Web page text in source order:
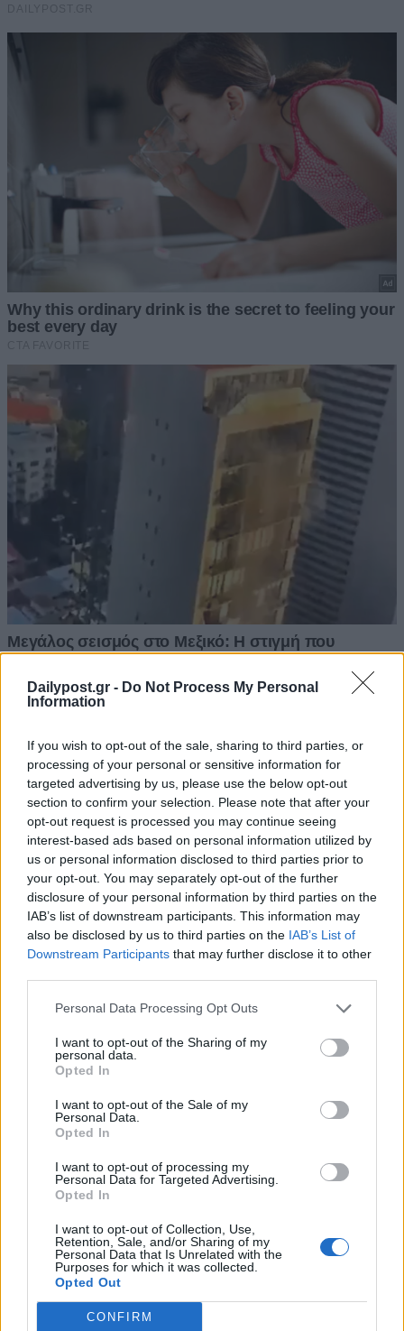
Dailypost.gr - Do Not Process My Personal
Information
If you wish to opt-out of the sale, sharing to third parties, or
processing of your personal or sensitive information for
targeted advertising by us, please use the below opt-out
section to confirm your selection. Please note that after your
opt-out request is processed you may continue seeing
interest-based ads based on personal information utilized by
us or personal information disclosed to third parties prior to
your opt-out. You may separately opt-out of the further
disclosure of your personal information by third parties on the
IAB’s list of downstream participants. This information may
also be disclosed by us to third parties on the IAB’s List of
Downstream Participants that may further disclose it to other
Personal Data Processing Opt Outs
I want to opt-out of the Sharing of my
personal data.
Opted In
I want to opt-out of the Sale of my
Personal Data.
Opted In
I want to opt-out of processing my
Personal Data for Targeted Advertising.
Opted In
I want to opt-out of Collection, Use,
Retention, Sale, and/or Sharing of my
Personal Data that Is Unrelated with the
Purposes for which it was collected.
Opted Out
CONFIRM